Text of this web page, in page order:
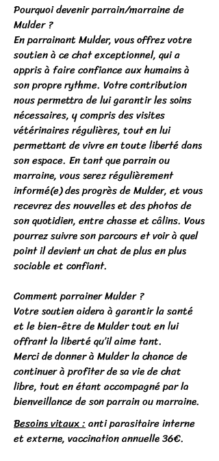
Pourquoi devenir parrain/marraine de
Mulder ?
En parrainant Mulder, vous offrez votre
soutien à ce chat exceptionnel, qui a
appris à faire confiance aux humains à
son propre rythme. Votre contribution
nous permettra de lui garantir les soins
nécessaires, y compris des visites
vétérinaires régulières, tout en lui
permettant de vivre en toute liberté dans
son espace. En tant que parrain ou
marraine, vous serez régulièrement
informé(e) des progrès de Mulder, et vous
recevrez des nouvelles et des photos de
son quotidien, entre chasse et câlins. Vous
pourrez suivre son parcours et voir à quel
point il devient un chat de plus en plus
sociable et confiant.
Comment parrainer Mulder ?
Votre soutien aidera à garantir la santé
et le bien-être de Mulder tout en lui
offrant la liberté qu’il aime tant.
Merci de donner à Mulder la chance de
continuer à profiter de sa vie de chat
libre, tout en étant accompagné par la
bienveillance de son parrain ou marraine.
Besoins vitaux :anti parasitaire interne
et externe, vaccination annuelle 36€.